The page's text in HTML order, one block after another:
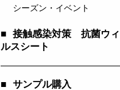
シーズン・イベント
■
接触感染対策 抗菌ウィ
ルスシート
■ サンプル購入